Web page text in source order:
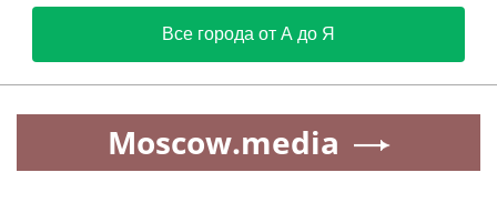
Все города от А до Я
Moscow.media